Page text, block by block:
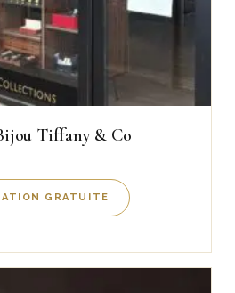
Tiffany & Co
GRATUITE